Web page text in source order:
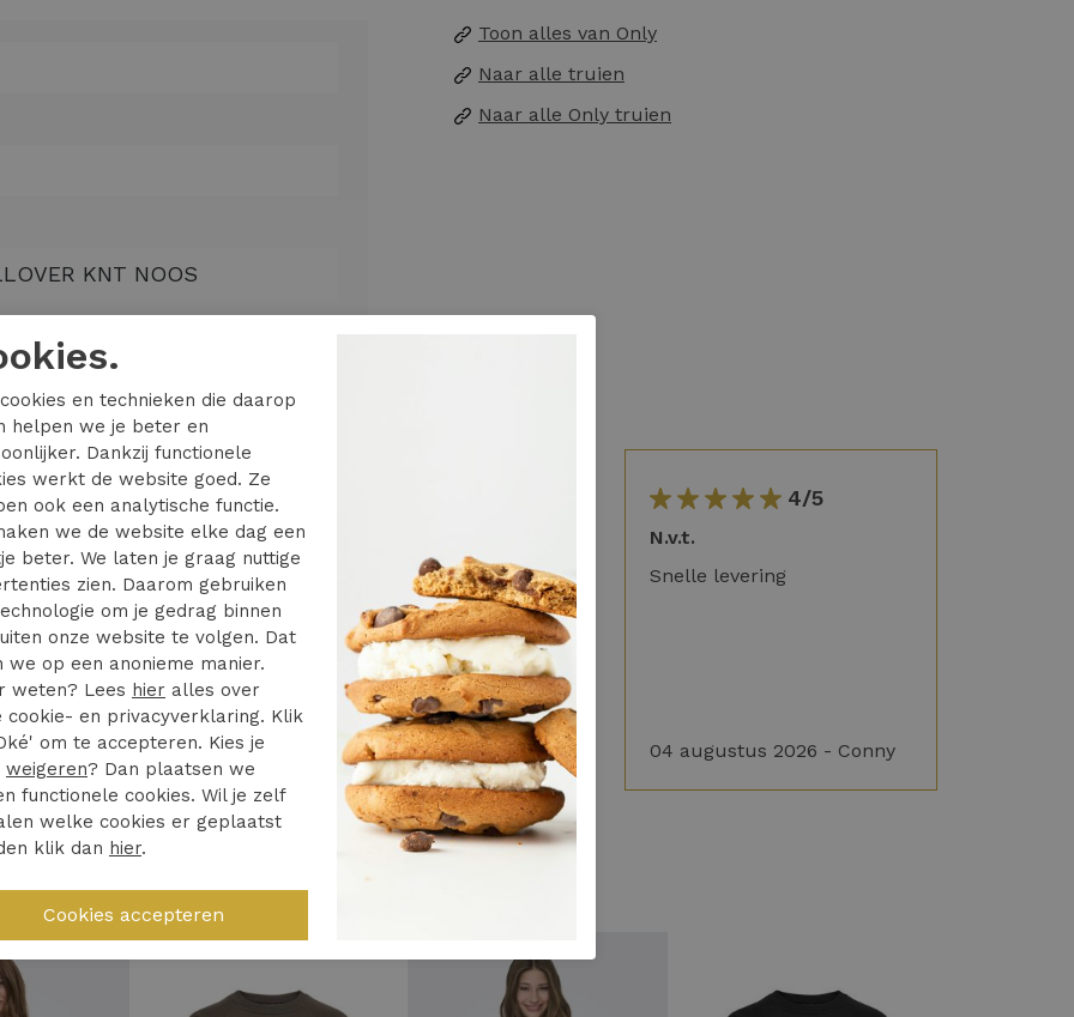
KNT NOOS
Toon alles van Only
Naar alle truien
Naar alle Only truien
4/5
heel netjes opgelost
artikel bezorgd
2026 - Roos
huis. Toppie
Hele fijne ervaring
04 augustus 2026 -
Luxueus
4/5
N.v.t.
Snelle levering
04 augustus 2026 - Conny
en technieken die daarop
helpen we je beter en
Dankzij functionele
werkt de website goed. Ze
ook een analytische functie.
we de website elke dag een
beter. We laten je graag nuttige
zien. Daarom gebruiken
om je gedrag binnen
onze website te volgen. Dat
we op een anonieme manier.
weten? Lees hier alles over
cookie- en privacyverklaring. Klik
om te accepteren. Kies je
weigeren? Dan plaatsen we
functionele cookies. Wil je zelf
welke cookies er geplaatst
klik dan hier.